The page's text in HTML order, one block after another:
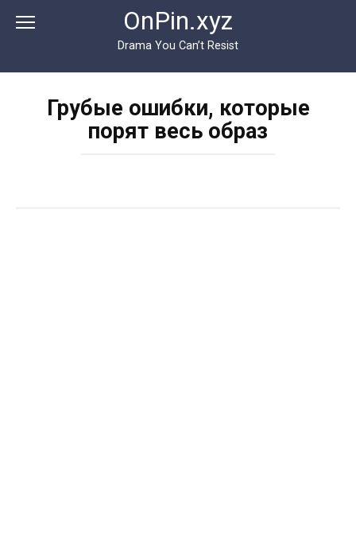
OnPin.xyz
Drama You Can’t Resist
Грубые ошибки, которые
порят весь образ